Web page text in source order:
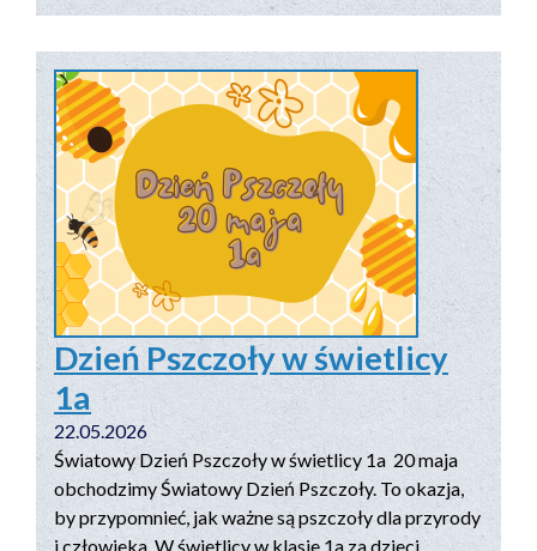
Dzień Pszczoły w świetlicy
1a
22.05.2026
Światowy Dzień Pszczoły w świetlicy 1a 20 maja
obchodzimy Światowy Dzień Pszczoły. To okazja,
by przypomnieć, jak ważne są pszczoły dla przyrody
i człowieka. W świetlicy w klasie 1a za dzieci